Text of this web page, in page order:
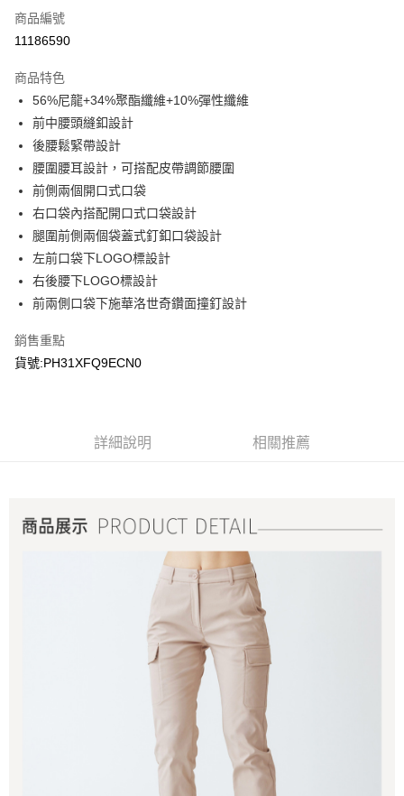
LINE Pay
悠遊付
Google Pay
運送方式
每筆NT$90，滿NT$899(含以上)免運費
宅配(離島)
每筆NT$399，滿NT$18,000(含以上)免運費
商品編號
11186590
商品特色
56%尼龍+34%聚酯纖維+10%彈性纖維
前中腰頭縫釦設計
後腰鬆緊帶設計
腰圍腰耳設計，可搭配皮帶調節腰圍
前側兩個開口式口袋
右口袋內搭配開口式口袋設計
腿圍前側兩個袋蓋式釘釦口袋設計
左前口袋下LOGO標設計
右後腰下LOGO標設計
前兩側口袋下施華洛世奇鑽面撞釘設計
銷售重點
貨號:PH31XFQ9ECN0
詳細說明 相關推薦